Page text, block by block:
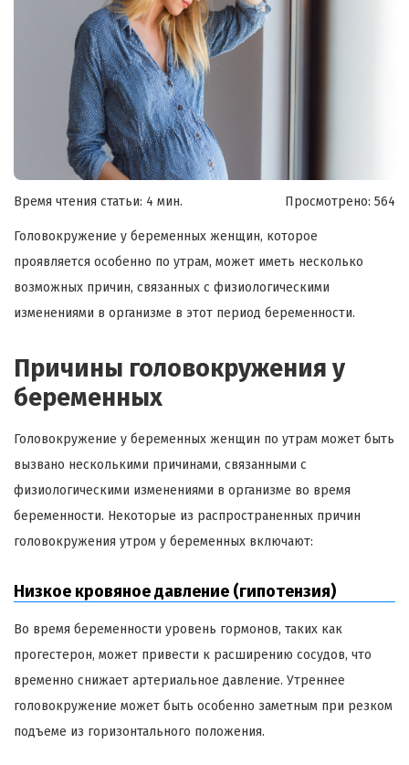
Время чтения статьи: 4 мин. Просмотрено: 564
Головокружение у беременных женщин, которое
проявляется особенно по утрам, может иметь несколько
возможных причин, связанных с физиологическими
изменениями в организме в этот период беременности.
Причины головокружения у
беременных
Головокружение у беременных женщин по утрам может быть
вызвано несколькими причинами, связанными с
физиологическими изменениями в организме во время
беременности. Некоторые из распространенных причин
головокружения утром у беременных включают:
Низкое кровяное давление (гипотензия)
Во время беременности уровень гормонов, таких как
прогестерон, может привести к расширению сосудов, что
временно снижает артериальное давление. Утреннее
головокружение может быть особенно заметным при резком
подъеме из горизонтального положения.
Я согласен наобработку моих персональных данных